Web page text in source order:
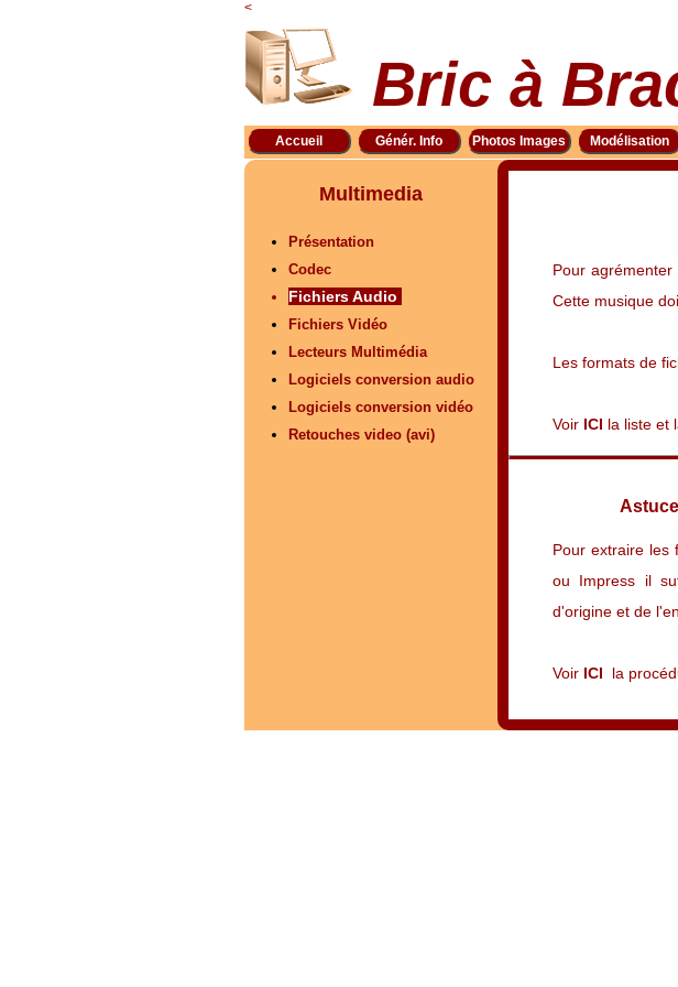
<
Bric à
Modélisation
Photos Images
Génér. Info
Accueil
Multimedia
Présentation
Codec
Fichiers Audio
Fichiers Vidéo
Lecteurs Multimédia
Logiciels conversion audio
Logiciels conversion vidéo
Retouches video (avi)
Pour
Cette musique
Les formats de
Voir ICI la liste et
Pour extraire les
ou Impress il
d'origine et de
Voir ICI la